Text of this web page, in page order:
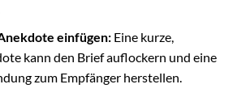
einfügen:Eine kurze,
kann den Brief auflockern und eine
zum Empfänger herstellen.